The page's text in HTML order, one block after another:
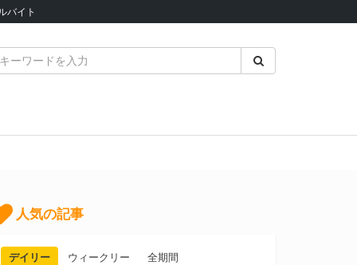
バイト
人気の記事
デイリー ウィークリー 全期間